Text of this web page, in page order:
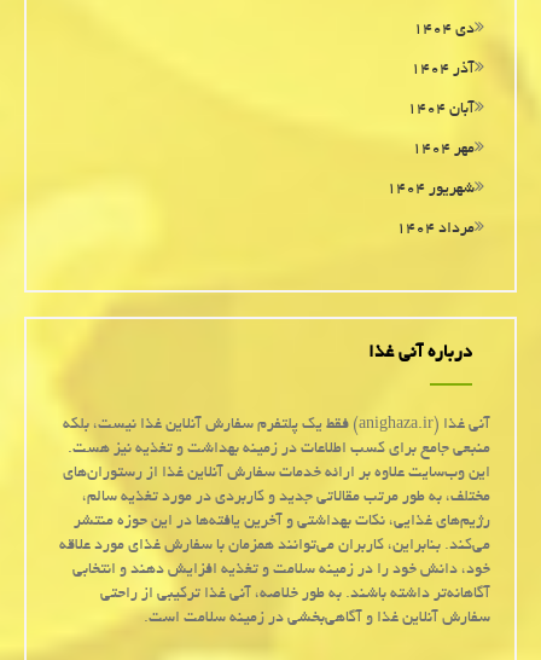
دی ۱۴۰۴
آذر ۱۴۰۴
آبان ۱۴۰۴
مهر ۱۴۰۴
شهریور ۱۴۰۴
مرداد ۱۴۰۴
درباره آنی غذا
آنی غذا (anighaza.ir) فقط یک پلتفرم سفارش آنلاین غذا نیست، بلکه
منبعی جامع برای کسب اطلاعات در زمینه بهداشت و تغذیه نیز هست.
این وب‌سایت علاوه بر ارائه خدمات سفارش آنلاین غذا از رستوران‌های
مختلف، به طور مرتب مقالاتی جدید و کاربردی در مورد تغذیه سالم،
رژیم‌های غذایی، نکات بهداشتی و آخرین یافته‌ها در این حوزه منتشر
می‌کند. بنابراین، کاربران می‌توانند همزمان با سفارش غذای مورد علاقه
خود، دانش خود را در زمینه سلامت و تغذیه افزایش دهند و انتخابی
آگاهانه‌تر داشته باشند. به طور خلاصه، آنی غذا ترکیبی از راحتی
سفارش آنلاین غذا و آگاهی‌بخشی در زمینه سلامت است.